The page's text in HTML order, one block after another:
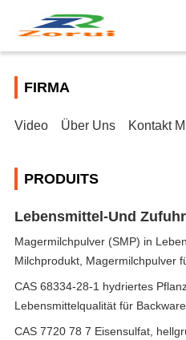
FIRMA
Video Über Uns Kontakt
PRODUITS
Lebensmittel-Und
Magermilchpulver (SMP) in
Milchprodukt, Magermilchpulver
CAS 68334-28-1 hydriertes
Lebensmittelqualität für
CAS 7720 78 7 Eisensulfat,